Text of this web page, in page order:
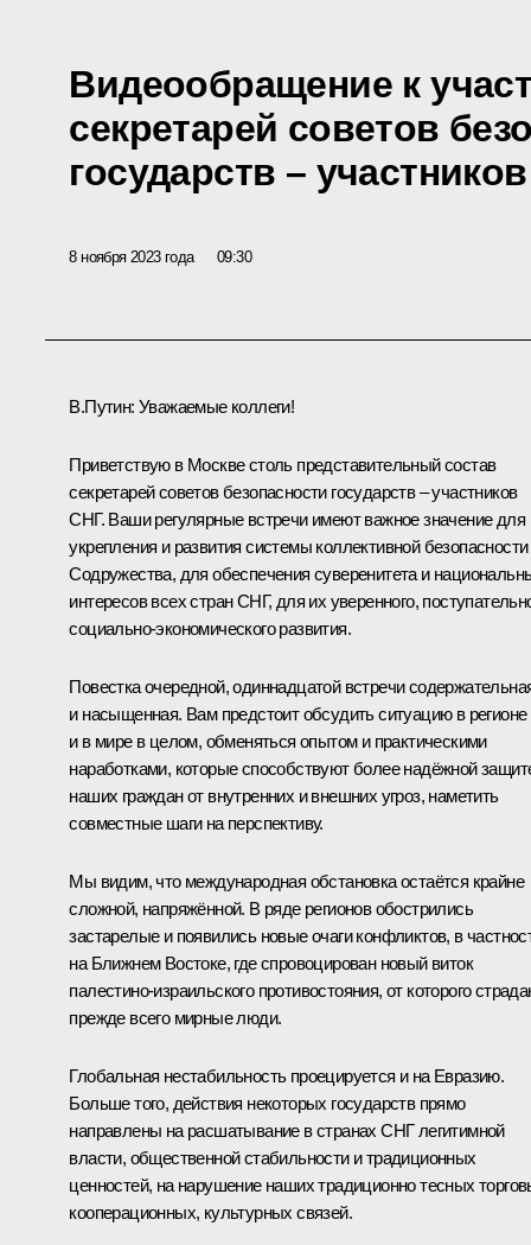
Видеообращение к
секретарей советов
государств –
8 ноября 2023 года 09:30
В.Путин: Уважаемые коллеги!
Приветствую в Москве столь представительный состав
секретарей советов безопасности государств – участников
СНГ. Ваши регулярные встречи имеют важное значение для
укрепления и развития системы коллективной безопасности
Содружества, для обеспечения суверенитета и
интересов всех стран СНГ, для их уверенного,
социально-экономического развития.
Повестка очередной, одиннадцатой встречи
и насыщенная. Вам предстоит обсудить ситуацию в регионе
и в мире в целом, обменяться опытом и практическими
наработками, которые способствуют более надёжной
наших граждан от внутренних и внешних угроз, наметить
совместные шаги на перспективу.
Мы видим, что международная обстановка остаётся крайне
сложной, напряжённой. В ряде регионов обострились
застарелые и появились новые очаги конфликтов, в
на Ближнем Востоке, где спровоцирован новый виток
палестино-израильского противостояния, от которого
прежде всего мирные люди.
Глобальная нестабильность проецируется и на Евразию.
Больше того, действия некоторых государств прямо
направлены на расшатывание в странах СНГ легитимной
власти, общественной стабильности и традиционных
ценностей, на нарушение наших традиционно тесных
кооперационных, культурных связей.